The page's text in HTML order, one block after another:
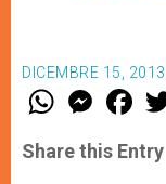
DICEMBRE 15,
W
t
s
M
e
s
e
F
a
e
b
Share this Entry